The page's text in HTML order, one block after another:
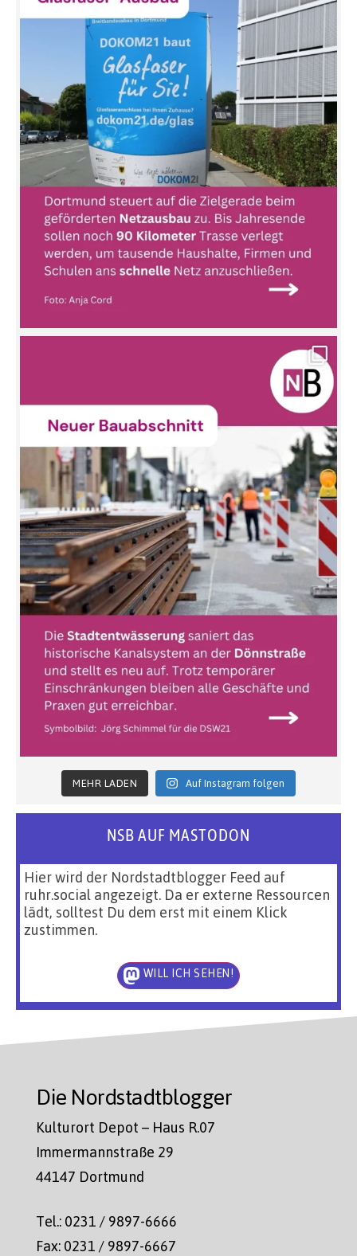
MEHR LADEN Auf Instagram folgen
NSB AUF MASTODON
Hier wird der Nordstadtblogger Feed auf
ruhr.social angezeigt. Da er externe Ressourcen
lädt, solltest Du dem erst mit einem Klick
zustimmen.
WILL ICH SEHEN!
Die Nordstadtblogger
Kulturort Depot – Haus R.07
Immermannstraße 29
44147 Dortmund
Tel.: 0231 / 9897-6666
Fax: 0231 / 9897-6667